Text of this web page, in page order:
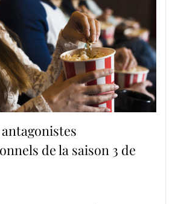
de la saison 3 de